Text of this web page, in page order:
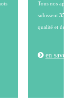
Tous nos
subissent 35
qualité et de
en